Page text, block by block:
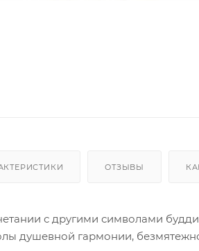
ОТЗЫВЫ
с другими символами
душевной гармонии,